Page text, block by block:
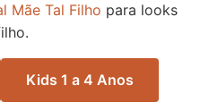
Mãe Tal Filho para looks
Kids 1 a 4 Anos